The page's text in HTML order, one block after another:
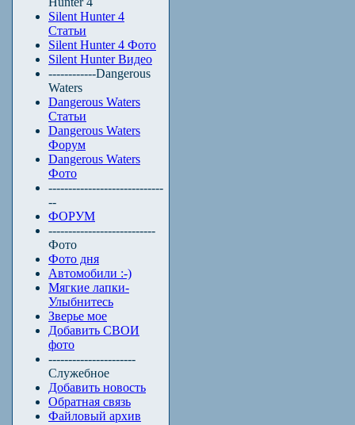
Silent Hunter 4
Статьи
Silent Hunter 4 Фото
Silent Hunter Видео
------------Dangerous
Waters
Dangerous Waters
Статьи
Dangerous Waters
Форум
Dangerous Waters
Фото
-----------------------------
--
ФОРУМ
---------------------------
Фото
Фото дня
Автомобили :-)
Мягкие лапки-
Улыбнитесь
Зверье мое
Добавить СВОИ
фото
----------------------
Служебное
Добавить новость
Обратная связь
Файловый архив